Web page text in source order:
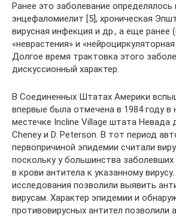
Ранее это заболевание определялось
энцефаломиелит [5], хроническая
вирусная инфекция и др., а еще ранее
«неврастения» и
Долгое время трактовка этого
дискуссионный характер.
В Соединенных Штатах Америки
впервые была отмечена в 1984 году в
местечке Incline Village штата Невада
Cheney и D. Peterson. В тот период
первопричиной эпидемии считали
поскольку у большинства
в крови антитела к указанному
исследования позволили выявить
вирусам. Характер эпидемии и
противовирусных антител позволили